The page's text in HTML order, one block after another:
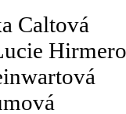
Caltová